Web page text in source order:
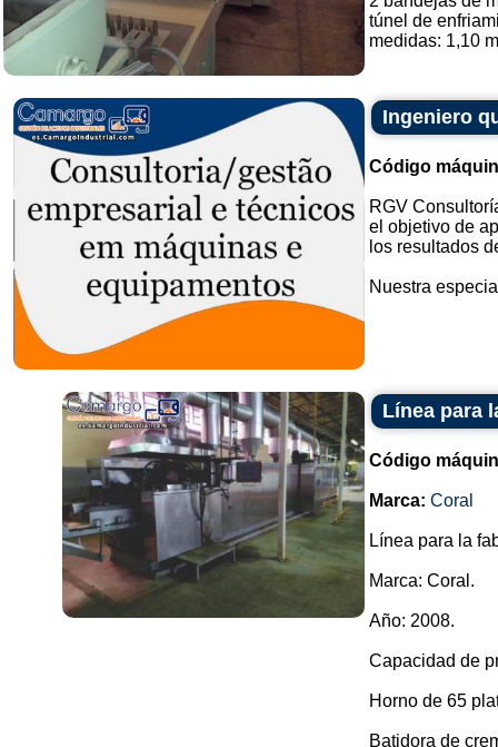
túnel de
medidas: 1,10
Ingeniero
Código
RGV
el objetivo de
los resultados
Nuestra
Línea para
Código
Marca: Coral
Línea para la
Marca: Coral.
Año: 2008.
Capacidad de
Horno de 65
Batidora de